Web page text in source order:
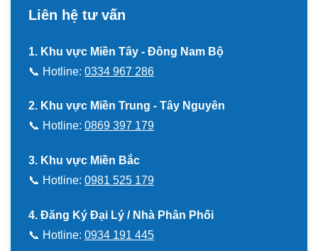
Liên hệ tư vấn
1. Khu vực Miền Tây - Đông Nam Bộ
📞 Hotline: 0334 967 286
2. Khu vực Miền Trung - Tây Nguyên
📞 Hotline: 0869 397 179
3. Khu vực Miền Bắc
📞 Hotline: 0981 525 179
4. Đăng Ký Đại Lý / Nhà Phân Phối
📞 Hotline: 0934 191 445